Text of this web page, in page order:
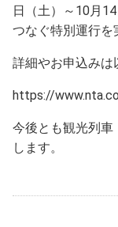
日（土）～10月
つなぐ特別運行を
詳細やお申込みは
https://
今後とも観光列車
します。